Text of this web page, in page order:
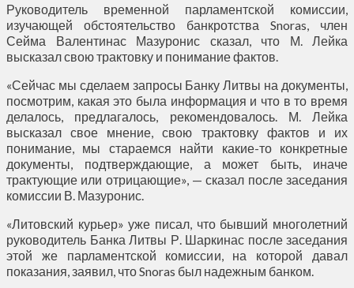
Руководитель временной парламентской комиссии,
изучающей обстоятельство банкротства Snoras, член
Сейма Валентинас Мазуронис сказал, что М. Лейка
высказал свою трактовку и понимание фактов.
«Сейчас мы сделаем запросы Банку Литвы на документы,
посмотрим, какая это была информация и что в то время
делалось, предлагалось, рекомендовалось. М. Лейка
высказал свое мнение, свою трактовку фактов и их
понимание, мы стараемся найти какие-то конкретные
документы, подтверждающие, а может быть, иначе
трактующие или отрицающие», — сказал после заседания
комиссии В. Мазуронис.
«Литовский курьер» уже писал, что бывший многолетний
руководитель Банка Литвы Р. Шаркинас после заседания
этой же парламентской комиссии, на которой давал
показания, заявил, что Snoras был надежным банком.